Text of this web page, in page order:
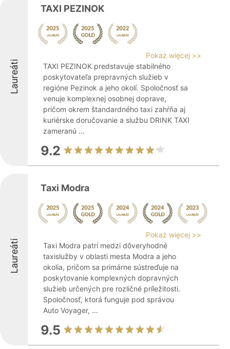
Laureáti
TAXI PEZINOK
Pokaż więcej >>
TAXI PEZINOK predstavuje stabilného
poskytovateľa prepravných služieb v
regióne Pezinok a jeho okolí. Spoločnosť sa
venuje komplexnej osobnej doprave,
pričom okrem štandardného taxi zahŕňa aj
kuriérske doručovanie a službu DRINK TAXI
zameranú ...
9.2
Laureáti
Taxi Modra
Pokaż więcej >>
Taxi Modra patrí medzi dôveryhodné
taxislužby v oblasti mesta Modra a jeho
okolia, pričom sa primárne sústreďuje na
poskytovanie komplexných dopravných
služieb určených pre rozličné príležitosti.
Spoločnosť, ktorá funguje pod správou
Auto Voyager, ...
9.5